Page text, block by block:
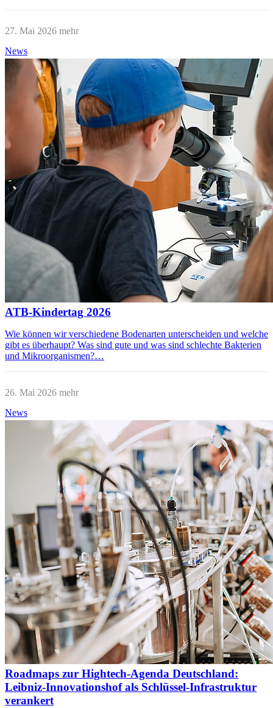
27. Mai 2026 mehr
News
ATB-Kindertag 2026
Wie können wir verschiedene Bodenarten unterscheiden und welche
gibt es überhaupt? Was sind gute und was sind schlechte Bakterien
und Mikroorganismen?…
26. Mai 2026 mehr
News
Roadmaps zur Hightech-Agenda Deutschland:
Leibniz-Innovationshof als Schlüssel-Infrastruktur
verankert